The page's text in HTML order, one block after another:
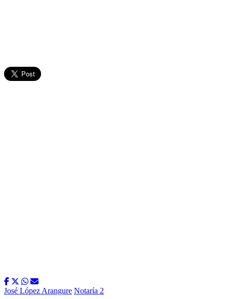
José López Arangure Notaría 2